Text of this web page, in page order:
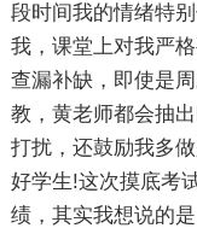
段时间我的情绪特
我，课堂上对我严
查漏补缺，即使是
教，黄老师都会抽
打扰，还鼓励我多
好学生!这次摸底考
绩，其实我想说的